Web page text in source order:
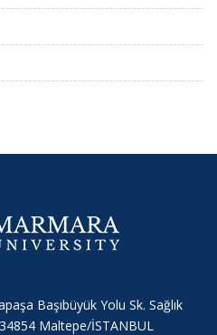
Başıbüyük Yolu Sk. Sağlık
Maltepe/İSTANBUL